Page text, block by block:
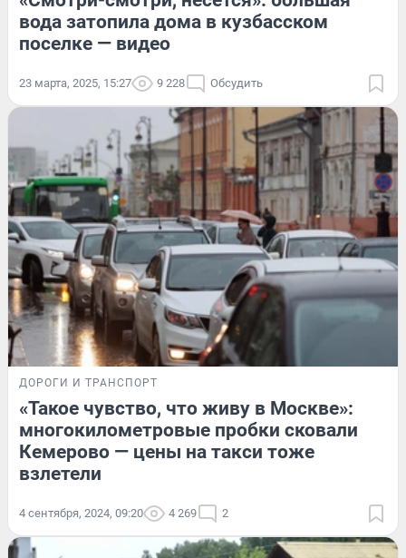
вода затопила дома в кузбасском
поселке — видео
23 марта, 2025, 15:27 9 228 Обсудить
ДОРОГИ И ТРАНСПОРТ
«Такое чувство, что живу в Москве»:
многокилометровые пробки сковали
Кемерово — цены на такси тоже
взлетели
4 сентября, 2024, 09:20 4 269 2